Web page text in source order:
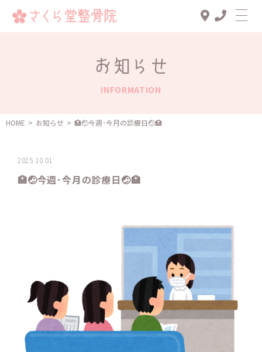
診療メニュー
スタッフ一覧
お知らせ
INFORMATION
HOME > お知らせ > 🏥🤕今週･今月の診療日🤕🏥
2025.10.01
🏥🤕今週･今月の診療日🤕🏥